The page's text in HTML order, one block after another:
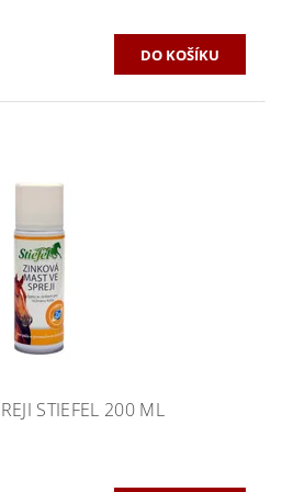
STIEFEL 200 ML